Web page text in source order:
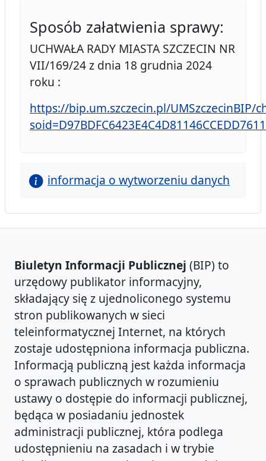
Sposób załatwienia sprawy:
UCHWAŁA RADY MIASTA SZCZECIN NR
VII/169/24 z dnia 18 grudnia 2024
roku :
https://bip.um.szczecin.pl/UMSzczecinBIP/
informacja o wytworzeniu danych
Biuletyn Informacji Publicznej (BIP) to
urzędowy publikator informacyjny,
składający się z ujednoliconego systemu
stron publikowanych w sieci
teleinformatycznej Internet, na których
zostaje udostępniona informacja publiczna.
Informacją publiczną jest każda informacja
o sprawach publicznych w rozumieniu
ustawy o dostępie do informacji publicznej,
będąca w posiadaniu jednostek
administracji publicznej, która podlega
udostępnieniu na zasadach i w trybie